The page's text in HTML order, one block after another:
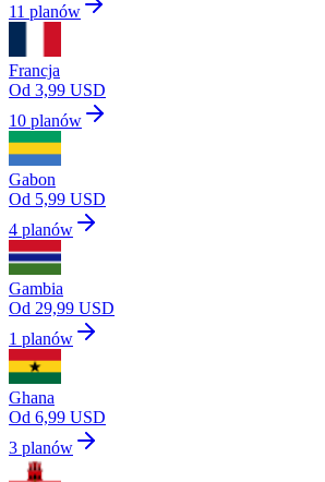
11 planów
Francja
Od 3,99 USD
10 planów
Gabon
Od 5,99 USD
4 planów
Gambia
Od 29,99 USD
1 planów
Ghana
Od 6,99 USD
3 planów